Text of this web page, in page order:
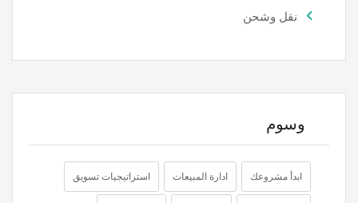
نقل وشحن
وسوم
ابدأ مشروعك ادارة المبيعات استراتيجيات تسويق